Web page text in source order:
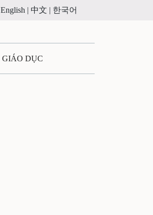
English | 中文 | 한국어
GIÁO DỤC